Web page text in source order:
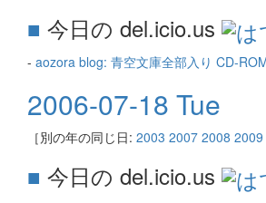
■ 今日の del.icio.us
- aozora blog: 青空文庫全部入り CD-
2006-07-18 Tue
［別の年の同じ日: 2003 2007 2008 2009
■ 今日の del.icio.us